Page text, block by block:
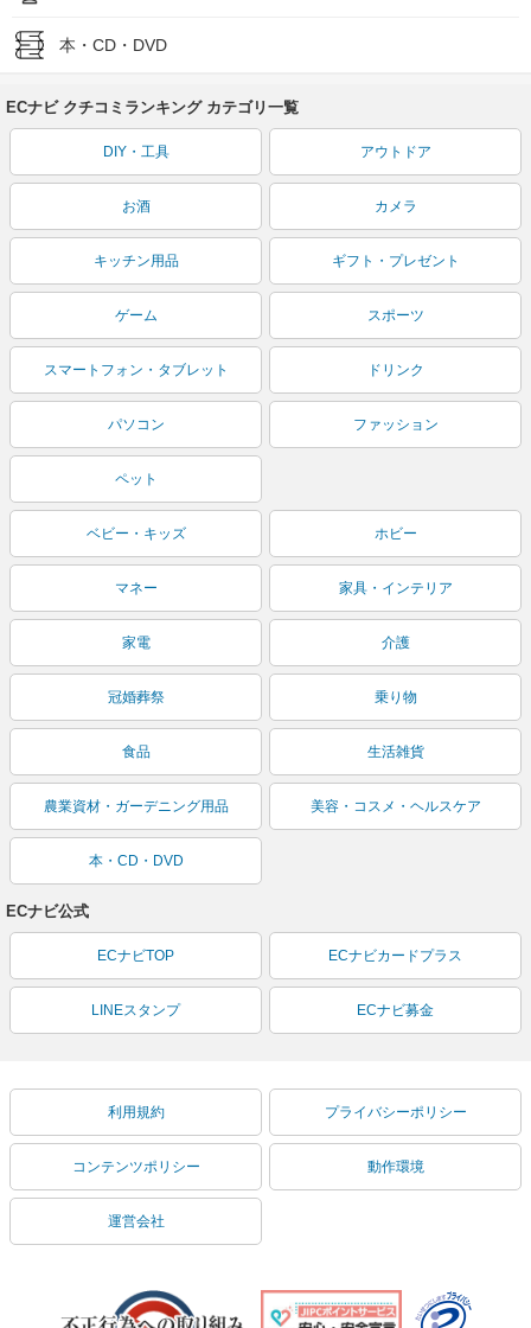
本・CD・DVD
ECナビ クチコミランキング カテゴリ一覧
DIY・工具 アウトドア
お酒 カメラ
キッチン用品 ギフト・プレゼント
ゲーム スポーツ
スマートフォン・タブレット ドリンク
パソコン ファッション
ペット
ベビー・キッズ ホビー
マネー 家具・インテリア
家電 介護
冠婚葬祭 乗り物
食品 生活雑貨
農業資材・ガーデニング用品 美容・コスメ・ヘルスケア
本・CD・DVD
ECナビ公式
ECナビTOP ECナビカードプラス
LINEスタンプ ECナビ募金
利用規約 プライバシーポリシー
コンテンツポリシー 動作環境
運営会社